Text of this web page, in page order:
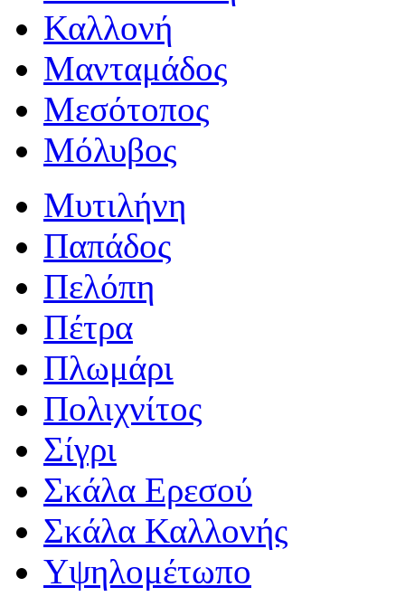
Καλλονή
Μανταμάδος
Μεσότοπος
Μόλυβος
Μυτιλήνη
Παπάδος
Πελόπη
Πέτρα
Πλωμάρι
Πολιχνίτος
Σίγρι
Σκάλα Ερεσού
Σκάλα Καλλονής
Υψηλομέτωπο